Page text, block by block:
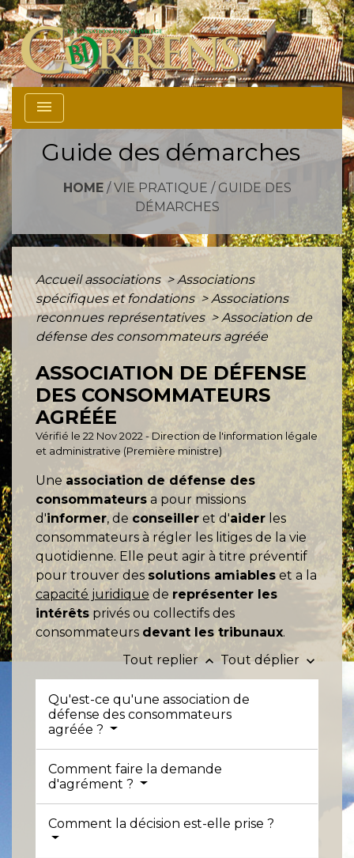
menu
Guide des démarches
HOME/ VIE PRATIQUE / GUIDE DES
DÉMARCHES
Accueil associations > Associations
spécifiques et fondations > Associations
reconnues représentatives > Association de
défense des consommateurs agréée
ASSOCIATION DE DÉFENSE
DES CONSOMMATEURS
AGRÉÉE
Vérifié le 22 Nov 2022 - Direction de l'information légale
et administrative (Première ministre)
Une association de défense des
consommateurs a pour missions
d'informer, de conseiller et d'aider les
consommateurs à régler les litiges de la vie
quotidienne. Elle peut agir à titre préventif
pour trouver des solutions amiables et a la
capacité juridique de représenter les
intérêts privés ou collectifs des
consommateurs devant les tribunaux.
Tout replier keyboard_arrow_up Tout déplier keyboard_arrow_down
Qu'est-ce qu'une association de
défense des consommateurs
agréée ?
Comment faire la demande
d'agrément ?
Comment la décision est-elle prise ?